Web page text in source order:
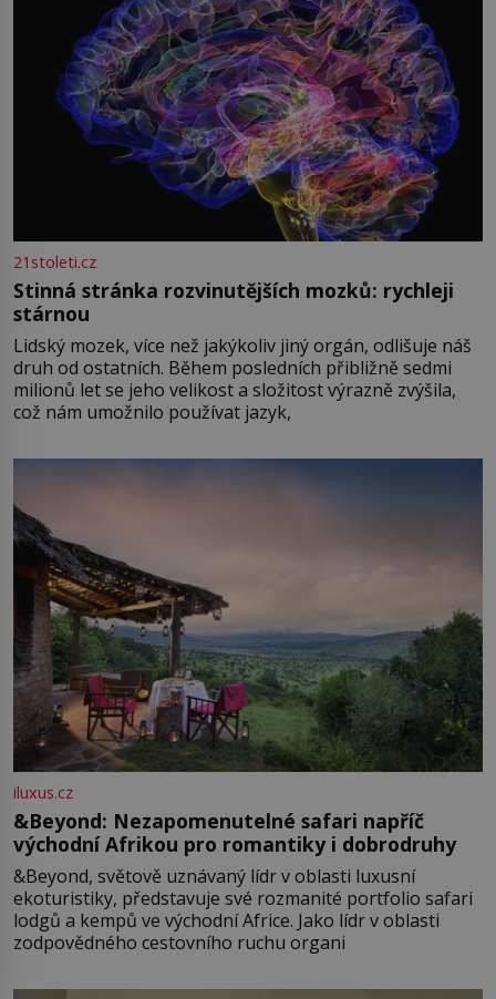
21stoleti.cz
Stinná stránka rozvinutějších mozků: rychleji
stárnou
Lidský mozek, více než jakýkoliv jiný orgán, odlišuje náš
druh od ostatních. Během posledních přibližně sedmi
milionů let se jeho velikost a složitost výrazně zvýšila,
což nám umožnilo používat jazyk,
iluxus.cz
&Beyond: Nezapomenutelné safari napříč
východní Afrikou pro romantiky i dobrodruhy
&Beyond, světově uznávaný lídr v oblasti luxusní
ekoturistiky, představuje své rozmanité portfolio safari
lodgů a kempů ve východní Africe. Jako lídr v oblasti
zodpovědného cestovního ruchu organi